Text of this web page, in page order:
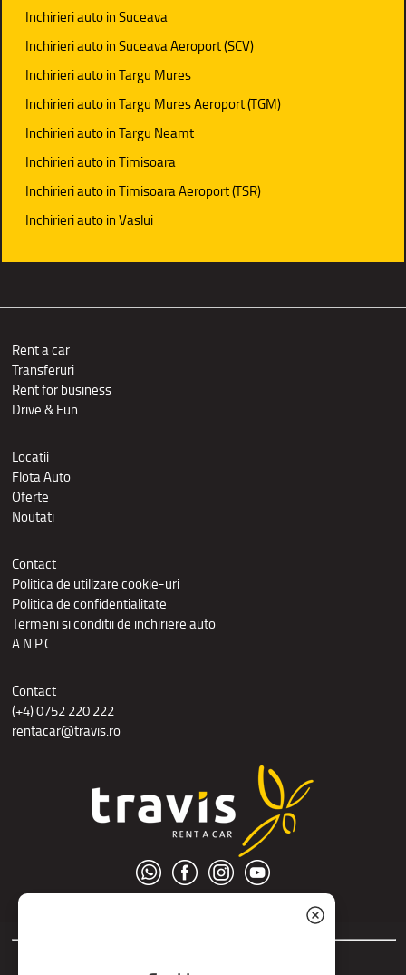
Inchirieri auto in Suceava
Inchirieri auto in Suceava Aeroport (SCV)
Inchirieri auto in Targu Mures
Inchirieri auto in Targu Mures Aeroport (TGM)
Inchirieri auto in Targu Neamt
Inchirieri auto in Timisoara
Inchirieri auto in Timisoara Aeroport (TSR)
Inchirieri auto in Vaslui
Rent a car
Transferuri
Rent for business
Drive & Fun
Locatii
Flota Auto
Oferte
Noutati
Contact
Politica de utilizare cookie-uri
Politica de confidentialitate
Termeni si conditii de inchiriere auto
A.N.P.C.
Contact
(+4) 0752 220 222
rentacar@travis.ro